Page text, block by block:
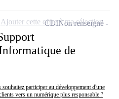
de
participer au développement d'une
vers un numérique plus responsable ?
CDINon renseigné
Ajouter cette offre à ma sélection